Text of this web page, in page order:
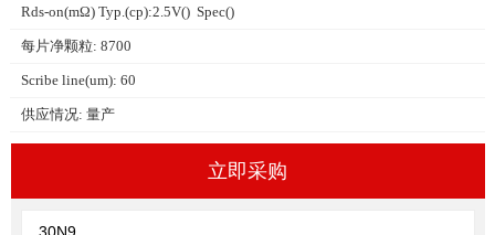
Rds-on(mΩ) Typ.(cp):2.5V() Spec()
每片净颗粒: 8700
Scribe line(um): 60
供应情况: 量产
立即采购